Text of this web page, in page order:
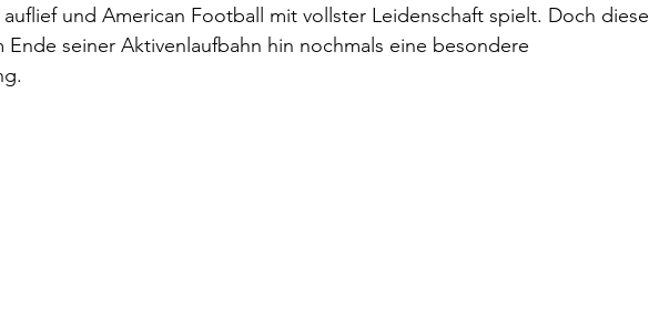
und American Football mit vollster Leidenschaft spielt. Doch diese
Ende seiner Aktivenlaufbahn hin nochmals eine besondere